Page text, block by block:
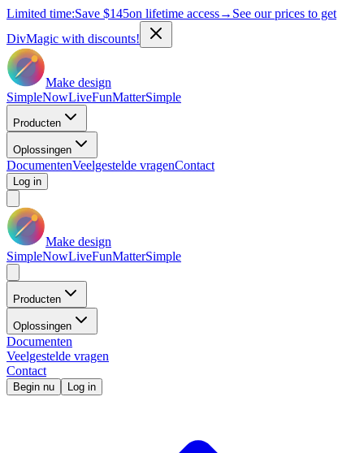
Limited time:Save $145on lifetime access→ See our prices to get
DivMagic with discounts!
Make design
SimpleNowLiveFunMatterSimple
Producten
Oplossingen
DocumentenVeelgestelde vragenContact
Log in
Make design
SimpleNowLiveFunMatterSimple
Producten
Oplossingen
Documenten
Veelgestelde vragen
Contact
Begin nu Log in